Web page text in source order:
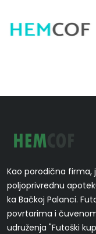
Kao porodična firma,
poljoprivrednu
ka Bačkoj Palanci.
povrtarima i
udruženja "Futoški